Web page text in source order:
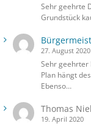
Sehr geehrte
Grundstück
27. August 2020
Sehr geehrter
Plan hängt
Ebenso…
Thomas
19. April 2020